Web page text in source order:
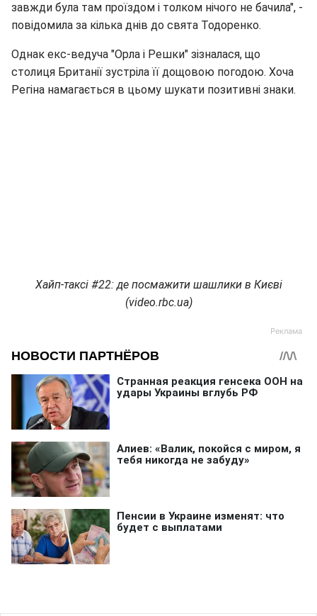
завжди була там проїздом і толком нічого не бачила", -
повідомила за кілька днів до свята Тодоренко.
Однак екс-ведуча "Орла і Решки" зізналася, що
столиця Британії зустріла її дощовою погодою. Хоча
Регіна намагається в цьому шукати позитивні знаки.
Хайп-таксі #22: де посмажити шашлики в Києві
(video.rbc.ua)